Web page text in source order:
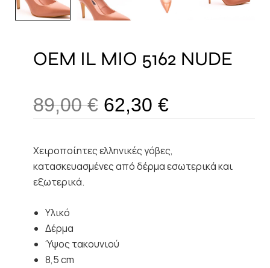
OEM IL MIO 5162 NUDE
89,00€ 62,30 €
Χειροποίητες ελληνικές γόβες,
κατασκευασμένες από δέρμα εσωτερικά και
εξωτερικά.
Υλικό
Δέρμα
Ύψος τακουνιού
8,5 cm